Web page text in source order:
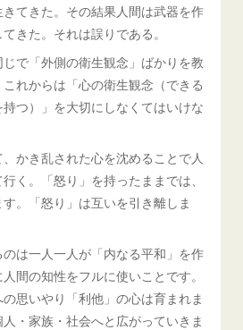
てきた。その結果人間は武器を作
きた。それは誤りである。
じで「外側の衛生観念」ばかりを教
れからは「心の衛生観念（できる
つ）」を大切にしなくてはいけな
かき乱された心を沈めることで人
く。「怒り」を持ったままでは、
。「怒り」は互いを引き離しま
は一人一人が「内なる平和」を作
間の知性をフルに使いことです。
思いやり「利他」の心は育まれま
・家族・社会へと広がっていきま